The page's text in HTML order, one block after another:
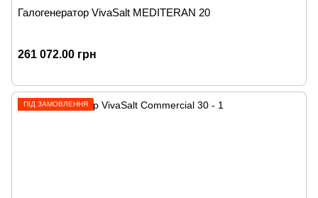
Галогенератор VivaSalt MEDITERAN 20
261 072.00 грн
ПІД ЗАМОВЛЕННЯ